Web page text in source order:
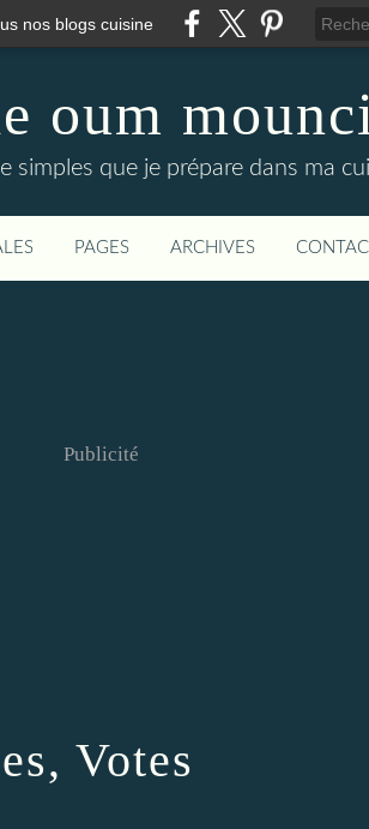
nos blogs cuisine
oum
simples que je prépare dans ma
PAGES ARCHIVES
Publicité
Votes